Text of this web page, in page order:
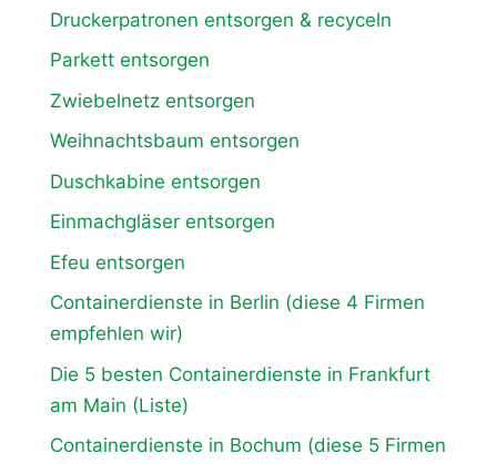
Druckerpatronen entsorgen & recyceln
Parkett entsorgen
Zwiebelnetz entsorgen
Weihnachtsbaum entsorgen
Duschkabine entsorgen
Einmachgläser entsorgen
Efeu entsorgen
Containerdienste in Berlin (diese 4 Firmen
empfehlen wir)
Die 5 besten Containerdienste in Frankfurt
am Main (Liste)
Containerdienste in Bochum (diese 5 Firmen